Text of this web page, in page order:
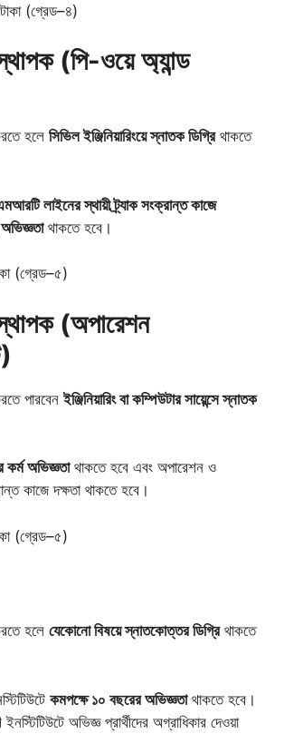
(গ্রেড–৪)
(পি-ওয়ে অ্যান্ড
হলে সিভিল ইঞ্জিনিয়ারিংয়ে স্নাতক ডিগ্রিথাকতে
লাইনের স্থায়ী ট্র্যাক সংক্রান্ত কাজে
থাকতে হবে।
(গ্রেড–৫)
(অপারেশন
পারবেনইঞ্জিনিয়ারিং বা কম্পিউটার সায়েন্সে স্নাতক
কর্ম অভিজ্ঞতাথাকতে হবে এবং অপারেশন ও
কাজে দক্ষতা থাকতে হবে।
(গ্রেড–৫)
হলে যেকোনো বিষয়ে স্নাতকোত্তর ডিগ্রিথাকতে
কমপক্ষে ১০ বছরের অভিজ্ঞতাথাকতে হবে।
অভিজ্ঞ প্রার্থীদের অগ্রাধিকার দেওয়া